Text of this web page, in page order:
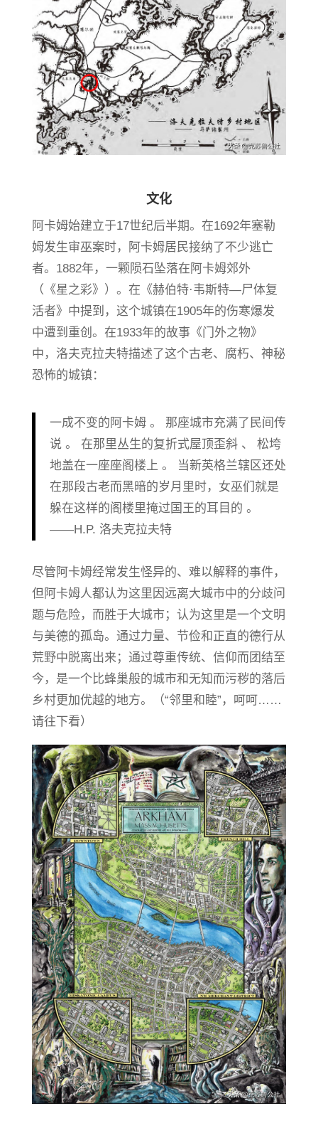
文化
阿卡姆始建立于17世纪后半期。在1692年塞勒
姆发生审巫案时，阿卡姆居民接纳了不少逃亡
者。1882年，一颗陨石坠落在阿卡姆郊外
（《星之彩》）。在《赫伯特·韦斯特—尸体复
活者》中提到，这个城镇在1905年的伤寒爆发
中遭到重创。在1933年的故事《门外之物》
中，洛夫克拉夫特描述了这个古老、腐朽、神秘
恐怖的城镇：
一成不变的阿卡姆 。 那座城市充满了民间传
说 。 在那里丛生的复折式屋顶歪斜 、 松垮
地盖在一座座阁楼上 。 当新英格兰辖区还处
在那段古老而黑暗的岁月里时，女巫们就是
躲在这样的阁楼里掩过国王的耳目的 。
——H.P. 洛夫克拉夫特
尽管阿卡姆经常发生怪异的、难以解释的事件，
但阿卡姆人都认为这里因远离大城市中的分歧问
题与危险，而胜于大城市；认为这里是一个文明
与美德的孤岛。通过力量、节俭和正直的德行从
荒野中脱离出来；通过尊重传统、信仰而团结至
今，是一个比蜂巢般的城市和无知而污秽的落后
乡村更加优越的地方。（“邻里和睦”，呵呵……
请往下看）